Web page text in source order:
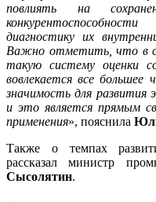
повлиять на
диагностику их
Важно отметить, что в
такую систему оценки
вовлекается все
значимость для развития
и это является прямым
применения», пояснила
Также о темпах
рассказал министр
Сысолятин.